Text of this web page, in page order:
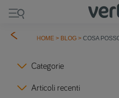
HOME> BLOG> COSA
Categorie
Articoli recenti